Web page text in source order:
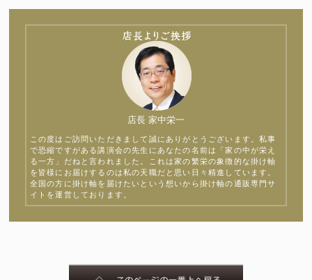
店長 家中栄一
この度はご訪問いただきまして誠にありがとうございます。私事
で恐縮ですがある講演会の先生にあなたの名前は「家の中が栄え
る一方」だねと言われました。これは家の繁栄の象徴的な掛け軸
を皆様にお届けするのは私の天職だと思い日々精進しています。
全国の方に掛け軸を届けたいという想いから掛け軸の通販専門サ
イトを運営しております。